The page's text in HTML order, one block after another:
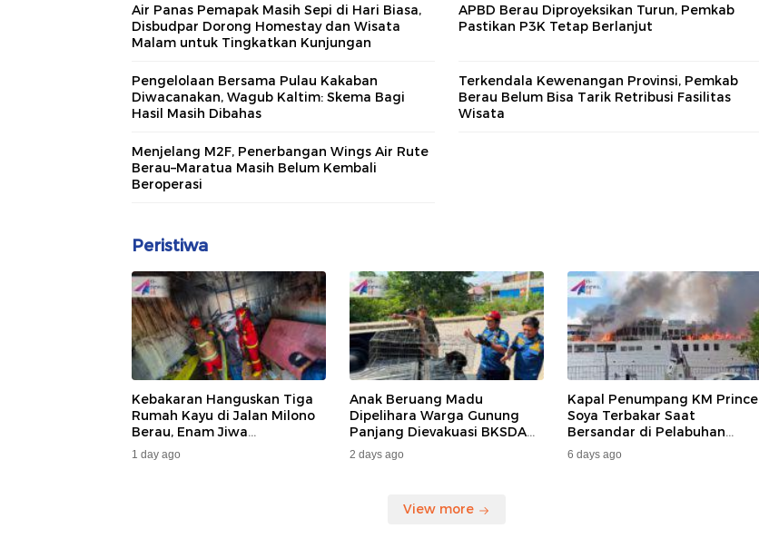
Air Panas Pemapak Masih Sepi di Hari Biasa,
Disbudpar Dorong Homestay dan Wisata
Malam untuk Tingkatkan Kunjungan
APBD Berau Diproyeksikan Turun, Pemkab
Pastikan P3K Tetap Berlanjut
Pengelolaan Bersama Pulau Kakaban
Diwacanakan, Wagub Kaltim: Skema Bagi
Hasil Masih Dibahas
Terkendala Kewenangan Provinsi, Pemkab
Berau Belum Bisa Tarik Retribusi Fasilitas
Wisata
Menjelang M2F, Penerbangan Wings Air Rute
Berau–Maratua Masih Belum Kembali
Beroperasi
Peristiwa
Kebakaran Hanguskan Tiga
Rumah Kayu di Jalan Milono
Berau, Enam Jiwa
Terdampak
1 day ago
Anak Beruang Madu
Dipelihara Warga Gunung
Panjang Dievakuasi BKSDA
Dan DAMKAR
2 days ago
Kapal Penumpang KM Prince
Soya Terbakar Saat
Bersandar di Pelabuhan
Samarinda, Keberangkatan
Penumpang Dialihkan
6 days ago
View more